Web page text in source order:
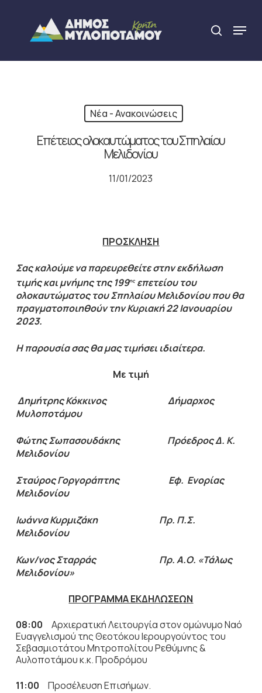
content
search
Menu
Νέα - Ανακοινώσεις
Επέτειος ολοκαυτώματος του Σπηλαίου
Μελιδονίου
11/01/2023
ΠΡΟΣΚΛΗΣΗ
Σας καλούμε να παρευρεθείτε στην εκδήλωση
τιμής και μνήμης της 199ηςεπετείου του
ολοκαυτώματος του Σπηλαίου Μελιδονίου που θα
πραγματοποιηθούν την Κυριακή 22 Ιανουαρίου
2023.
Η παρουσία σας θα μας τιμήσει ιδιαίτερα.
Με τιμή
Δημήτρης Κόκκινος Δήμαρχος
Μυλοποτάμου
Φώτης Σωπασουδάκης Πρόεδρος Δ. Κ.
Μελιδονίου
Σταύρος Γοργοράπτης Εφ. Ενορίας
Μελιδονίου
Ιωάννα Κυρμιζάκη Πρ. Π.Σ.
Μελιδονίου
Κων/νος Σταρράς Πρ. Α.Ο. «Τάλως
Μελιδονίου»
ΠΡΟΓΡΑΜΜΑ ΕΚΔΗΛΩΣΕΩΝ
08:00 Αρχιερατική Λειτουργία στον ομώνυμο Ναό
Ευαγγελισμού της Θεοτόκου Ιερουργούντος του
Σεβασμιοτάτου Μητροπολίτου Ρεθύμνης &
Αυλοποτάμου κ.κ. Προδρόμου
11:00 Προσέλευση Επισήμων.
Close